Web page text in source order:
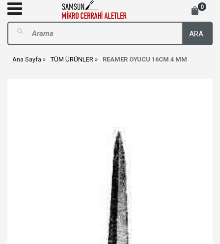
0
ARA
Ana Sayfa TÜM ÜRÜNLER REAMER OYUCU 16CM 4 MM